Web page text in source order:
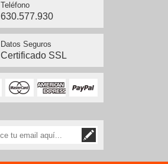
Teléfono
630.577.930
Datos Seguros
Certificado SSL